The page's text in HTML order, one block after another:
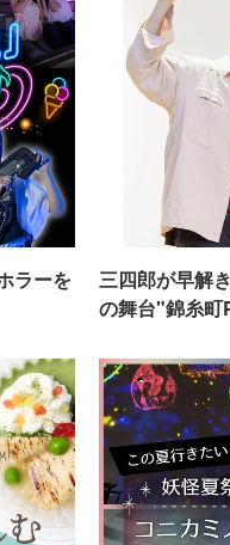
ラーを
三四郎が早解
の舞台"錦糸町